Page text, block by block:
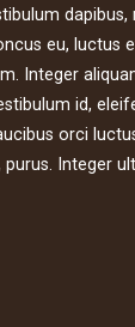
dapibus,
eu, luctus
Integer
id,
orci
Integer